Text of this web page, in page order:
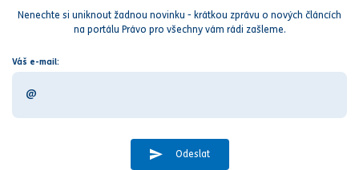
Nenechte si uniknout žadnou novinku - krátkou zprávu o nových článcích
na portálu Právo pro všechny vám rádi zašleme.
Váš e-mail:
Odeslat